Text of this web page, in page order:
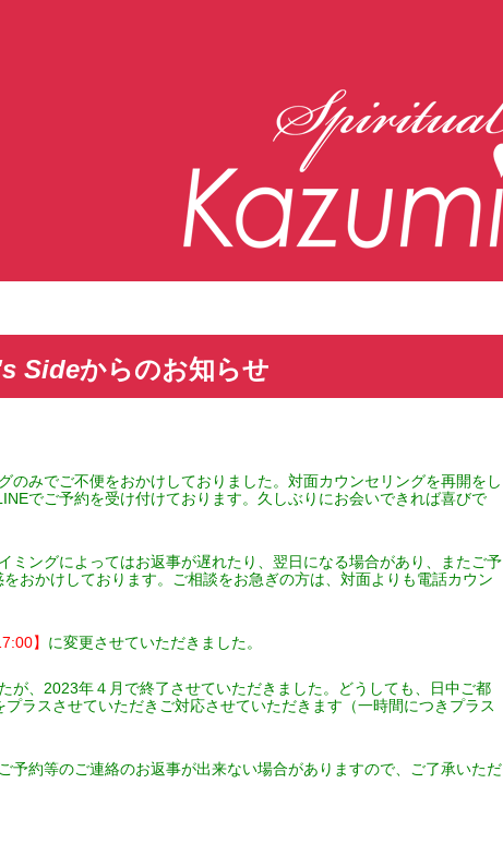
Sideからのお知らせ
みでご不便をおかけしておりました。対面カウンセリングを再開をし
でご予約を受け付けております。久しぶりにお会いできれば喜びで
ングによってはお返事が遅れたり、翌日になる場合があり、またご予
おかけしております。ご相談をお急ぎの方は、対面よりも電話カウン
】 に変更させていただきました。
、2023年４月で終了させていただきました。どうしても、日中ご都
ラスさせていただきご対応させていただきます（一時間につきプラス
約等のご連絡のお返事が出来ない場合がありますので、ご了承いただ